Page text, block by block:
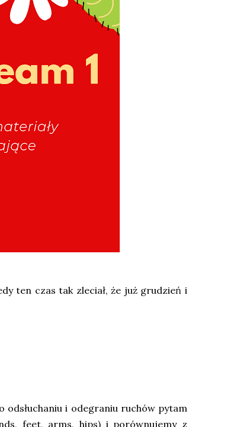
ten czas tak zleciał, że już grudzień i
i odegraniu ruchów pytam
feet, arms, hips) i porównujemy z